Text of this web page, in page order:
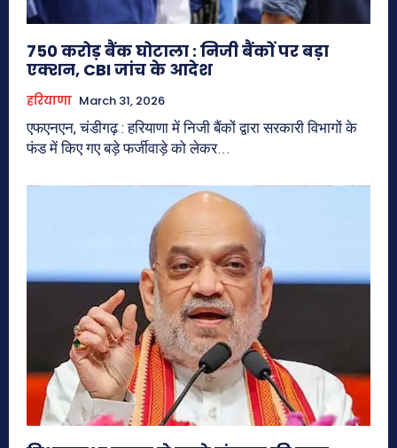
750 करोड़ बैंक घोटाला : निजी बैंकों पर बड़ा
एक्शन, CBI जांच के आदेश
हरियाणा March 31, 2026
एफएनएन, चंडीगढ़ : हरियाणा में निजी बैंकों द्वारा सरकारी विभागों के
फंड में किए गए बड़े फर्जीवाड़े को लेकर...